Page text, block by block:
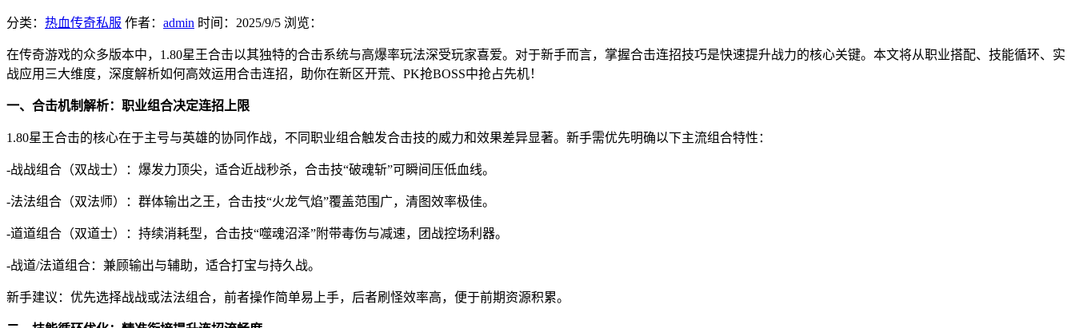
分类： 热血传奇私服 作者： admin 时间： 2025/9/5 浏览：
在传奇游戏的众多版本中，1.80星王合击以其独特的合击系统与高爆率玩法深受玩家喜爱。对于新手而言，掌握合击连招技巧是快速提升战力的核心关键。本文将从职业搭配、技能循环、实
战应用三大维度，深度解析如何高效运用合击连招，助你在新区开荒、PK抢BOSS中抢占先机！
一、合击机制解析：职业组合决定连招上限
1.80星王合击的核心在于主号与英雄的协同作战，不同职业组合触发合击技的威力和效果差异显著。新手需优先明确以下主流组合特性：
-战战组合（双战士）：爆发力顶尖，适合近战秒杀，合击技“破魂斩”可瞬间压低血线。
-法法组合（双法师）：群体输出之王，合击技“火龙气焰”覆盖范围广，清图效率极佳。
-道道组合（双道士）：持续消耗型，合击技“噬魂沼泽”附带毒伤与减速，团战控场利器。
-战道/法道组合：兼顾输出与辅助，适合打宝与持久战。
新手建议：优先选择战战或法法组合，前者操作简单易上手，后者刷怪效率高，便于前期资源积累。